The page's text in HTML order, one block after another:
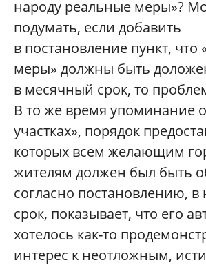
народу реальные меры»?
подумать, если добавить
в постановление пункт, что
меры» должны быть
в месячный срок, то
В то же время упоминание
участках», порядок
которых всем желающим
жителям должен был быть
согласно постановлению,
срок, показывает, что его
хотелось как-то
интерес к неотложным,